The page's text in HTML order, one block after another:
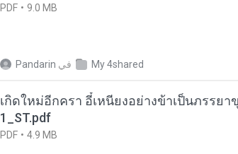
PDF 9.0 MB
Pandarin في My 4shared
เกิดใหม่อีกครา อี๋เหนียงอย่างข้าเป็นภรรยา
1_ST.pdf
PDF 4.9 MB